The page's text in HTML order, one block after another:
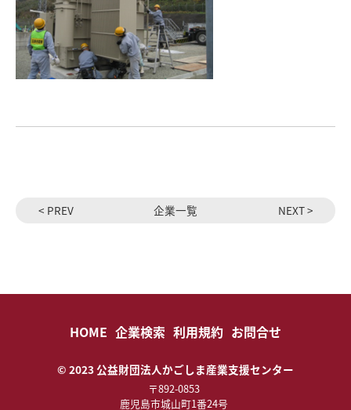
< PREV 企業一覧 NEXT >
© 2023 公益財団法人かごしま産業支援センター
〒892-0853
鹿児島市城山町1番24号
HOME 企業検索 利用規約 お問合せ